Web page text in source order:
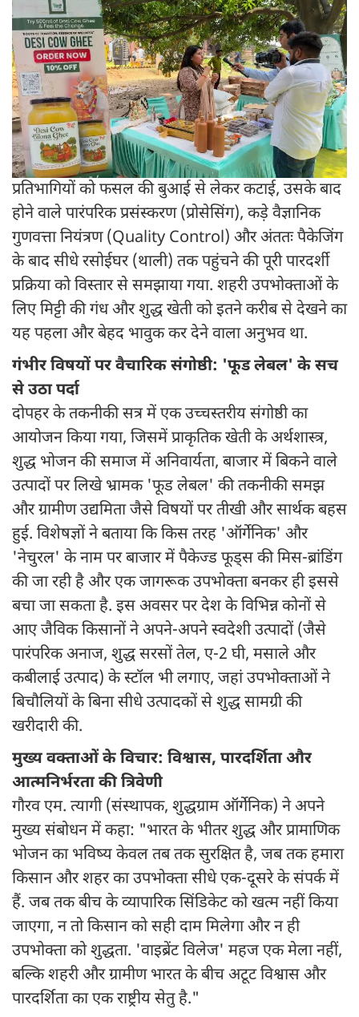
प्रतिभागियों को फसल की बुआई से लेकर कटाई, उसके बाद
होने वाले पारंपरिक प्रसंस्करण (प्रोसेसिंग), कड़े वैज्ञानिक
गुणवत्ता नियंत्रण (Quality Control) और अंततः पैकेजिंग
के बाद सीधे रसोईघर (थाली) तक पहुंचने की पूरी पारदर्शी
प्रक्रिया को विस्तार से समझाया गया. शहरी उपभोक्ताओं के
लिए मिट्टी की गंध और शुद्ध खेती को इतने करीब से देखने का
यह पहला और बेहद भावुक कर देने वाला अनुभव था.
गंभीर विषयों पर वैचारिक संगोष्ठी: 'फूड लेबल' के सच
से उठा पर्दा
दोपहर के तकनीकी सत्र में एक उच्चस्तरीय संगोष्ठी का
आयोजन किया गया, जिसमें प्राकृतिक खेती के अर्थशास्त्र,
शुद्ध भोजन की समाज में अनिवार्यता, बाजार में बिकने वाले
उत्पादों पर लिखे भ्रामक 'फूड लेबल' की तकनीकी समझ
और ग्रामीण उद्यमिता जैसे विषयों पर तीखी और सार्थक बहस
हुई. विशेषज्ञों ने बताया कि किस तरह 'ऑर्गेनिक' और
'नेचुरल' के नाम पर बाजार में पैकेज्ड फूड्स की मिस-ब्रांडिंग
की जा रही है और एक जागरूक उपभोक्ता बनकर ही इससे
बचा जा सकता है. इस अवसर पर देश के विभिन्न कोनों से
आए जैविक किसानों ने अपने-अपने स्वदेशी उत्पादों (जैसे
पारंपरिक अनाज, शुद्ध सरसों तेल, ए-2 घी, मसाले और
कबीलाई उत्पाद) के स्टॉल भी लगाए, जहां उपभोक्ताओं ने
बिचौलियों के बिना सीधे उत्पादकों से शुद्ध सामग्री की
खरीदारी की.
मुख्य वक्ताओं के विचार: विश्वास, पारदर्शिता और
आत्मनिर्भरता की त्रिवेणी
गौरव एम. त्यागी (संस्थापक, शुद्धग्राम ऑर्गेनिक) ने अपने
मुख्य संबोधन में कहा: "भारत के भीतर शुद्ध और प्रामाणिक
भोजन का भविष्य केवल तब तक सुरक्षित है, जब तक हमारा
किसान और शहर का उपभोक्ता सीधे एक-दूसरे के संपर्क में
हैं. जब तक बीच के व्यापारिक सिंडिकेट को खत्म नहीं किया
जाएगा, न तो किसान को सही दाम मिलेगा और न ही
उपभोक्ता को शुद्धता. 'वाइब्रेंट विलेज' महज एक मेला नहीं,
बल्कि शहरी और ग्रामीण भारत के बीच अटूट विश्वास और
पारदर्शिता का एक राष्ट्रीय सेतु है."